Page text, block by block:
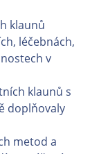
klaunů
léčebnách,
v
klaunů s
doplňovaly
metod a